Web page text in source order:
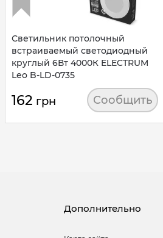
Светильник потолочный
встраиваемый светодиодный
круглый 6Вт 4000К ELECTRUM
Leo B-LD-0735
162 грн Сообщить
Дополнительно